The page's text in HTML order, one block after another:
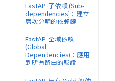
FastAPI 子依賴 (Sub-
dependencies)：建立
層次分明的依賴鏈
FastAPI 全域依賴
(Global
Dependencies)：應用
到所有路由的驗證